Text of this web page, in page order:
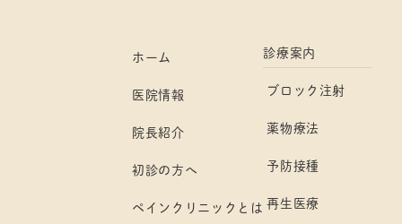
ホーム
医院情報
院長紹介
初診の方へ
ペインクリニックとは
診療案内
ブロック注射
薬物療法
予防接種
再生医療